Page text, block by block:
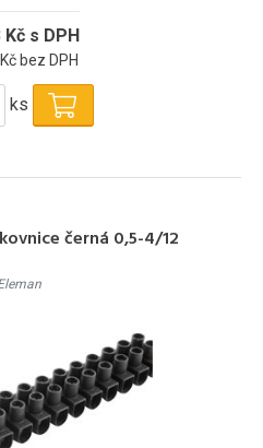
Kč s DPH
bez DPH
ks
černá 0,5-4/12